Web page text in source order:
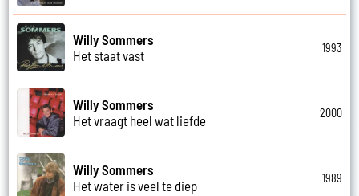
Willy Sommers
Het staat vast
1993
Willy Sommers
Het vraagt heel wat liefde
2000
Willy Sommers
Het water is veel te diep
1989